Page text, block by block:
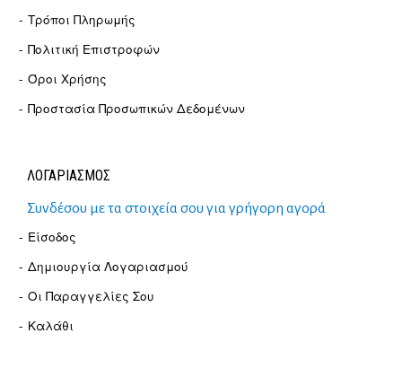
Τρόποι Πληρωμής
Πολιτική Επιστροφών
Όροι Χρήσης
Προστασία Προσωπικών Δεδομένων
ΛΟΓΑΡΙΑΣΜΟΣ
Συνδέσου με τα στοιχεία σου για γρήγορη αγορά
Είσοδος
Δημιουργία Λογαριασμού
Οι Παραγγελίες Σου
Καλάθι